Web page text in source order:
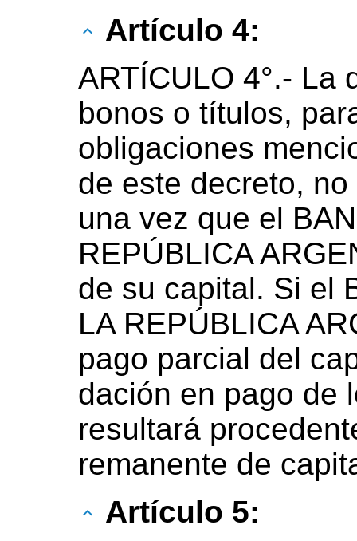
Artículo 4:
ARTÍCULO 4°.- La
bonos o títulos,
obligaciones
de este decreto,
una vez que el
REPÚBLICA
de su capital. Si el
LA REPÚBLICA
pago parcial del
dación en pago de
resultará
remanente de
Artículo 5: